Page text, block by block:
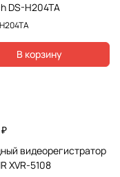
DS-H204TA
В корзину
видеорегистратор
XVR-5108